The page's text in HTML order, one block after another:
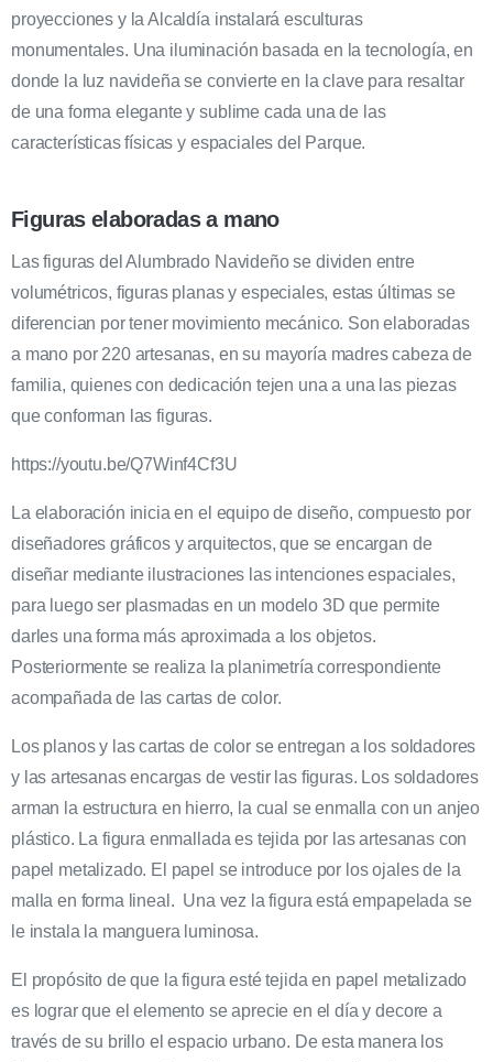
proyecciones y la Alcaldía instalará esculturas
monumentales. Una iluminación basada en la tecnología, en
donde la luz navideña se convierte en la clave para resaltar
de una forma elegante y sublime cada una de las
características físicas y espaciales del Parque.
Figuras elaboradas a mano
Las figuras del Alumbrado Navideño se dividen entre
volumétricos, figuras planas y especiales, estas últimas se
diferencian por tener movimiento mecánico. Son elaboradas
a mano por 220 artesanas, en su mayoría madres cabeza de
familia, quienes con dedicación tejen una a una las piezas
que conforman las figuras.
https://youtu.be/Q7Winf4Cf3U
La elaboración inicia en el equipo de diseño, compuesto por
diseñadores gráficos y arquitectos, que se encargan de
diseñar mediante ilustraciones las intenciones espaciales,
para luego ser plasmadas en un modelo 3D que permite
darles una forma más aproximada a los objetos.
Posteriormente se realiza la planimetría correspondiente
acompañada de las cartas de color.
Los planos y las cartas de color se entregan a los soldadores
y las artesanas encargas de vestir las figuras. Los soldadores
arman la estructura en hierro, la cual se enmalla con un anjeo
plástico. La figura enmallada es tejida por las artesanas con
papel metalizado. El papel se introduce por los ojales de la
malla en forma lineal. Una vez la figura está empapelada se
le instala la manguera luminosa.
El propósito de que la figura esté tejida en papel metalizado
es lograr que el elemento se aprecie en el día y decore a
través de su brillo el espacio urbano. De esta manera los